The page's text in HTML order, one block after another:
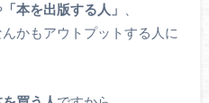
「本を出版する人」
んかもアウトプットする人に